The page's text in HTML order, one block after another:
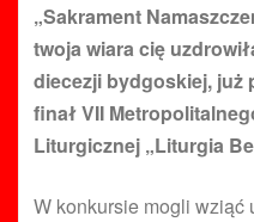
„Sakrament
twoja wiara cię
diecezji bydgoskiej, już
finał VII
Liturgicznej „Liturgia
W konkursie mogli wziąć